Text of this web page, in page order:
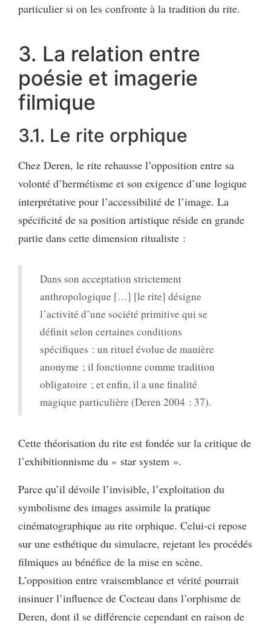
particulier si on les confronte à la tradition du rite.
3. La relation entre
poésie et imagerie
filmique
3.1. Le rite orphique
Chez Deren, le rite rehausse l’opposition entre sa
volonté d’hermétisme et son exigence d’une logique
interprétative pour l’accessibilité de l’image. La
spécificité de sa position artistique réside en grande
partie dans cette dimension ritualiste :
Dans son acceptation strictement
anthropologique […] [le rite] désigne
l’activité d’une société primitive qui se
définit selon certaines conditions
spécifiques : un rituel évolue de manière
anonyme ; il fonctionne comme tradition
obligatoire ; et enfin, il a une finalité
magique particulière (Deren 2004 : 37).
Cette théorisation du rite est fondée sur la critique de
l’exhibitionnisme du « star system ».
Parce qu’il dévoile l’invisible, l’exploitation du
symbolisme des images assimile la pratique
cinématographique au rite orphique. Celui-ci repose
sur une esthétique du simulacre, rejetant les procédés
filmiques au bénéfice de la mise en scène.
L’opposition entre vraisemblance et vérité pourrait
insinuer l’influence de Cocteau dans l’orphisme de
Deren, dont il se différencie cependant en raison de